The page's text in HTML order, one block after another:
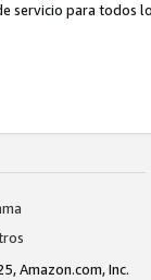
servicio para todos
Amazon.com, Inc.